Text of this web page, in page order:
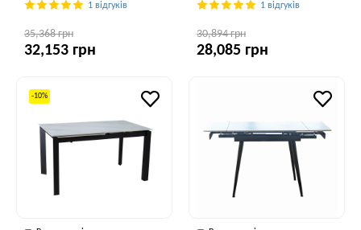
1 відгуків
35,368 грн
32,153 грн
1 відгуків
30,894 грн
28,085 грн
-10%